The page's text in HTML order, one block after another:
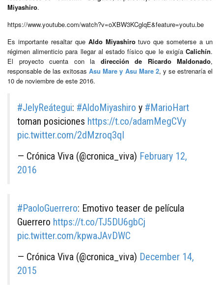
Miyashiro.
https://www.youtube.com/watch?v=oXBW3KCglqE&feature=youtu.be
Es importante resaltar que Aldo Miyashirotuvo que someterse a un
régimen alimenticio para llegar al estado físico que le exigía Calichín.
El proyecto cuenta con la dirección de Ricardo Maldonado,
responsable de las exitosasAsu Mare y Asu Mare 2, y se estrenaría el
10 de noviembre de este 2016.
#JelyReátegui: #AldoMiyashiro y #MarioHart
toman posiciones https://t.co/adamMegCVy
pic.twitter.com/2dMzroq3qI
— Crónica Viva (@cronica_viva) February 12,
2016
#PaoloGuerrero: Emotivo teaser de película
Guerrero https://t.co/TJ5DU6gbCj
pic.twitter.com/kpwaJAvDWC
— Crónica Viva (@cronica_viva) December 14,
2015